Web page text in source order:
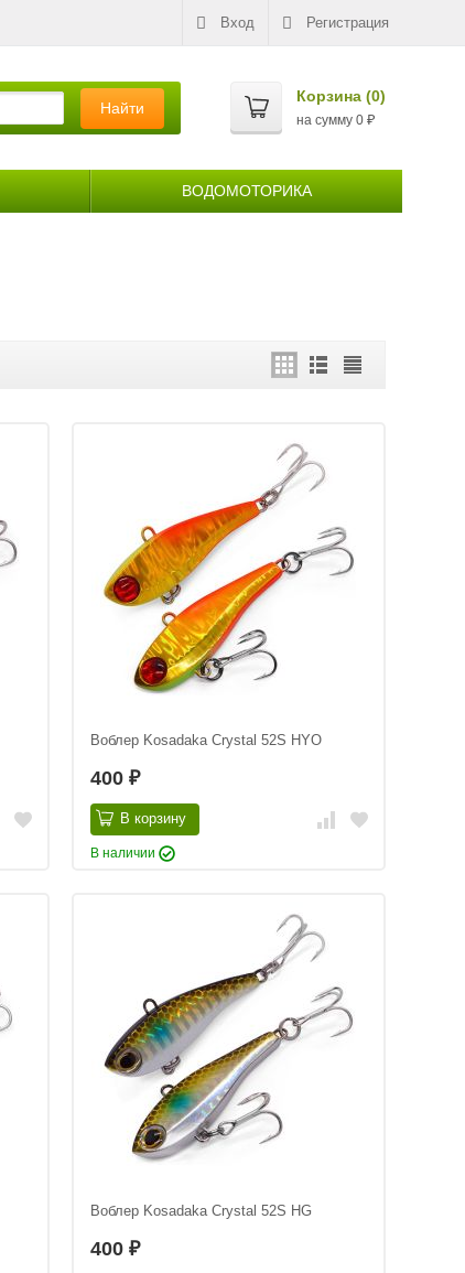
Вход Регистрация
Найти
Корзина (0)
на сумму 0 ₽
ВОДОМОТОРИКА
Воблер Kosadaka Crystal 52S HYO
400 ₽
В корзину
В наличии
Воблер Kosadaka Crystal 52S HG
400 ₽